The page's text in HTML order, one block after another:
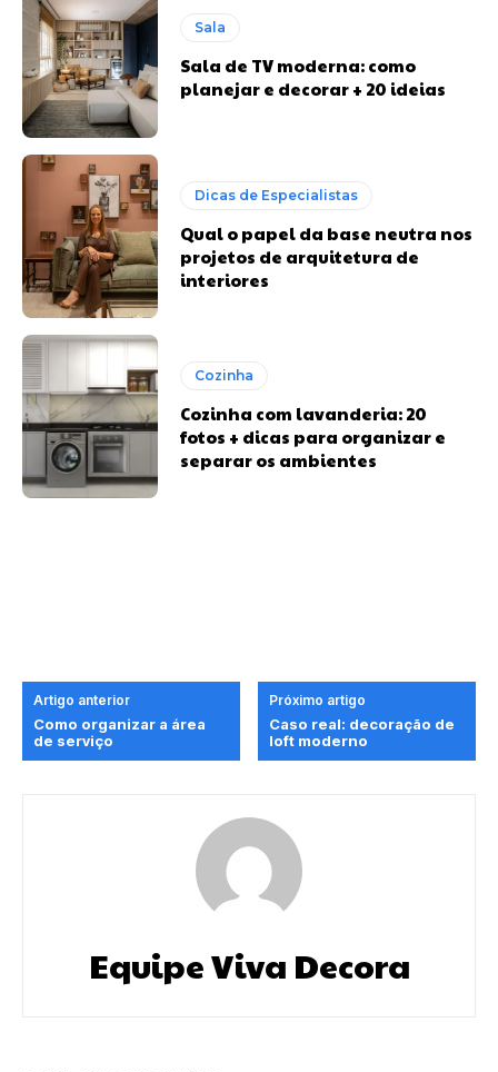
Sala
Sala de TV moderna: como
planejar e decorar + 20 ideias
Dicas de Especialistas
Qual o papel da base neutra nos
projetos de arquitetura de
interiores
Cozinha
Cozinha com lavanderia: 20
fotos + dicas para organizar e
separar os ambientes
Artigo anterior
Como organizar a área
de serviço
Próximo artigo
Caso real: decoração de
loft moderno
Equipe Viva Decora